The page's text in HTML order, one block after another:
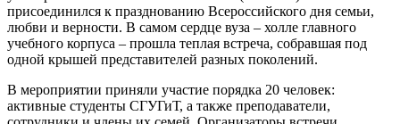
присоединился к празднованию Всероссийского дня семьи,
любви и верности. В самом сердце вуза – холле главного
учебного корпуса – прошла теплая встреча, собравшая под
одной крышей представителей разных поколений.
В мероприятии приняли участие порядка 20 человек:
активные студенты СГУГиТ, а также преподаватели,